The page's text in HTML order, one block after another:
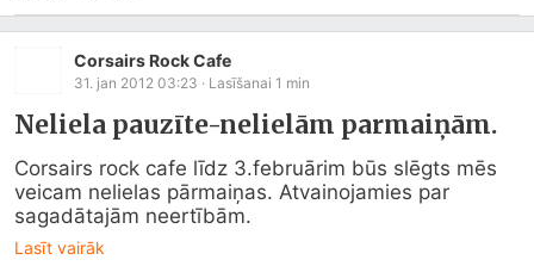
Corsairs Rock Cafe
31. jan 2012 03:23 · Lasīšanai 1 min
Neliela pauzīte-nelielām parmaiņām.
Corsairs rock cafe līdz 3.februārim būs slēgts mēs
veicam nelielas pārmaiņas. Atvainojamies par
sagadātajām neertībām.
Lasīt vairāk